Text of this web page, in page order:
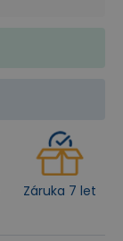
Záruka 7 let